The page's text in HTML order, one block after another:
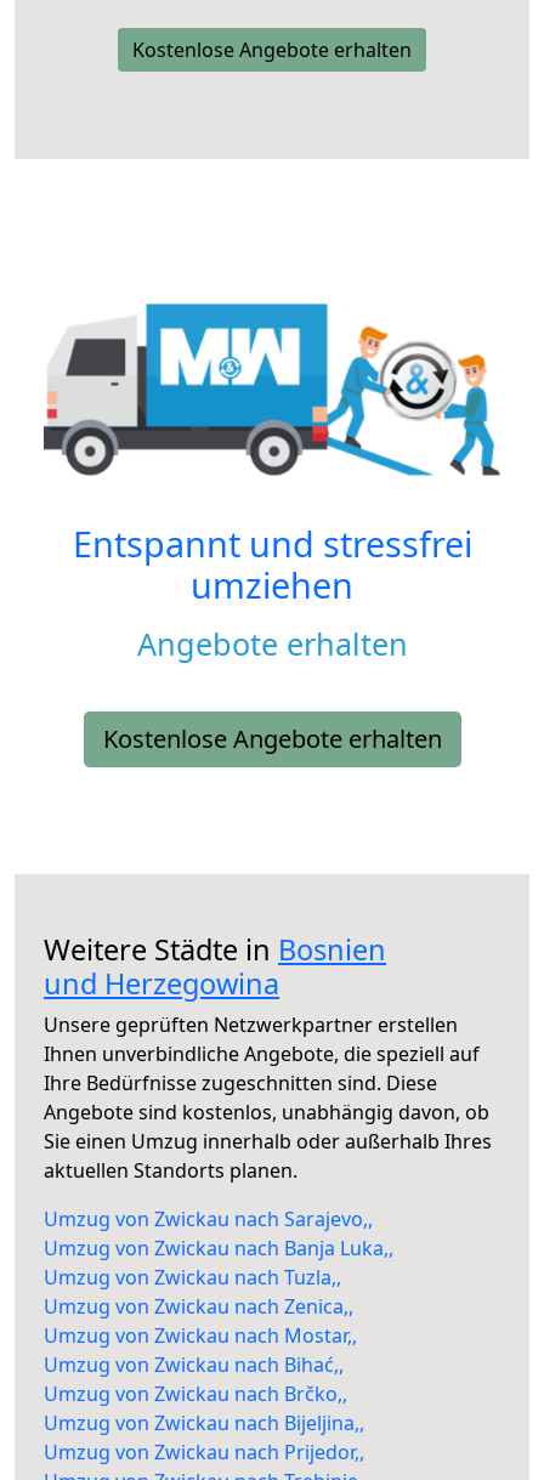
Kostenlose Angebote erhalten
Entspannt und stressfrei
umziehen
Angebote erhalten
Kostenlose Angebote erhalten
Weitere Städte in Bosnien
und Herzegowina
Unsere geprüften Netzwerkpartner erstellen
Ihnen unverbindliche Angebote, die speziell auf
Ihre Bedürfnisse zugeschnitten sind. Diese
Angebote sind kostenlos, unabhängig davon, ob
Sie einen Umzug innerhalb oder außerhalb Ihres
aktuellen Standorts planen.
Umzug von Zwickau nach Sarajevo,,
Umzug von Zwickau nach Banja Luka,,
Umzug von Zwickau nach Tuzla,,
Umzug von Zwickau nach Zenica,,
Umzug von Zwickau nach Mostar,,
Umzug von Zwickau nach Bihać,,
Umzug von Zwickau nach Brčko,,
Umzug von Zwickau nach Bijeljina,,
Umzug von Zwickau nach Prijedor,,